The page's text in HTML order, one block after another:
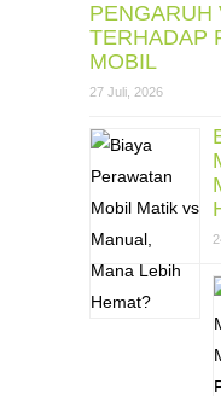
PENGARUH
TERHADAP
MOBIL
27 Juli, 2026